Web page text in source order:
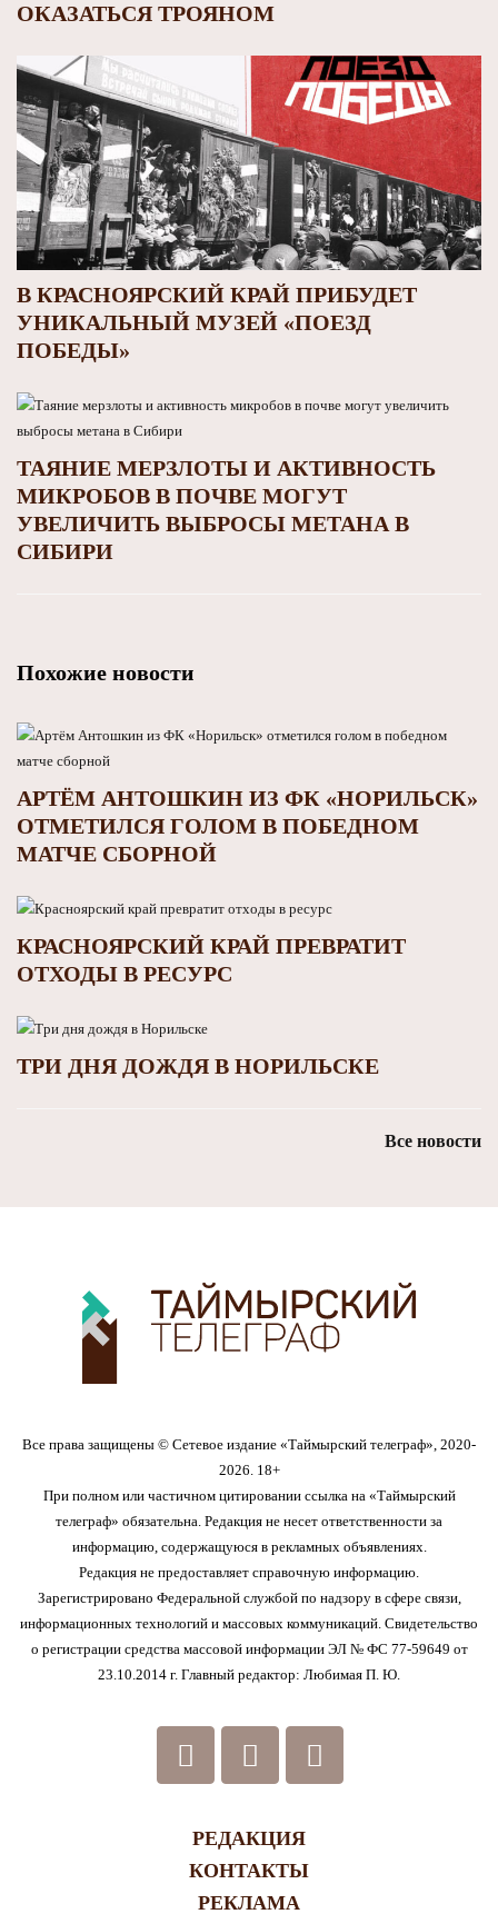
ОКАЗАТЬСЯ ТРОЯНОМ
В КРАСНОЯРСКИЙ КРАЙ ПРИБУДЕТ
УНИКАЛЬНЫЙ МУЗЕЙ «ПОЕЗД
ПОБЕДЫ»
ТАЯНИЕ МЕРЗЛОТЫ И АКТИВНОСТЬ
МИКРОБОВ В ПОЧВЕ МОГУТ
УВЕЛИЧИТЬ ВЫБРОСЫ МЕТАНА В
СИБИРИ
Похожие новости
АРТЁМ АНТОШКИН ИЗ ФК «НОРИЛЬСК»
ОТМЕТИЛСЯ ГОЛОМ В ПОБЕДНОМ
МАТЧЕ СБОРНОЙ
КРАСНОЯРСКИЙ КРАЙ ПРЕВРАТИТ
ОТХОДЫ В РЕСУРС
ТРИ ДНЯ ДОЖДЯ В НОРИЛЬСКЕ
Все новости
Все права защищены © Сетевое издание «Таймырский телеграф», 2020-
2026. 18+
При полном или частичном цитировании ссылка на «Таймырский
телеграф» обязательна. Редакция не несет ответственности за
информацию, содержащуюся в рекламных объявлениях.
Редакция не предоставляет справочную информацию.
Зарегистрировано Федеральной службой по надзору в сфере связи,
информационных технологий и массовых коммуникаций. Свидетельство
о регистрации средства массовой информации ЭЛ № ФС 77-59649 от
23.10.2014 г. Главный редактор: Любимая П. Ю.
РЕДАКЦИЯ
КОНТАКТЫ
РЕКЛАМА